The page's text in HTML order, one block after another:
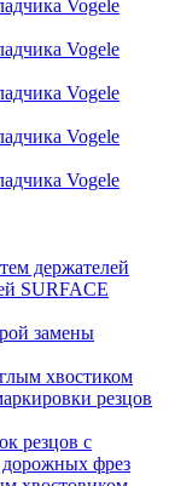
Vogele
Vogele
Vogele
Vogele
Vogele
держателей
SURFACE
замены
хвостиком
резцов
резцов с
дорожных фрез